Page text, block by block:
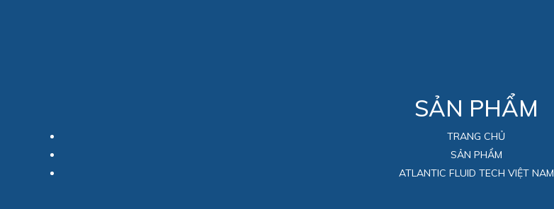
SẢN PHẨM
TRANG CHỦ
SẢN PHẨM
ATLANTIC FLUID TECH VIỆT NAM